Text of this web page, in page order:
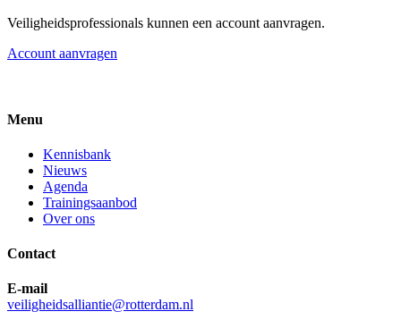
Veiligheidsprofessionals kunnen een account aanvragen.
Account aanvragen
Menu
Kennisbank
Nieuws
Agenda
Trainingsaanbod
Over ons
Contact
E-mail
veiligheidsalliantie@rotterdam.nl